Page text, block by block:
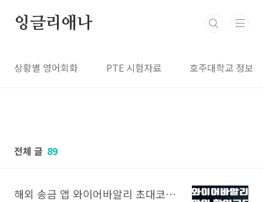
잉글리애나
상황별 영어회화 PTE 시험자료 호주대학교 정보
전체 글 89
해외 송금 앱 와이어바알리 초대코드 만원 할인코드 받는 법